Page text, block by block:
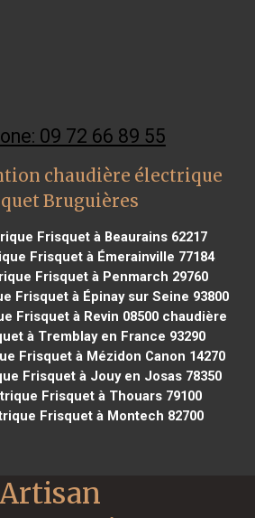
09 72 66 89 55
chaudière électrique
Bruguières
Frisquet à Beaurains 62217
Frisquet à Émerainville 77184
Frisquet à Penmarch 29760
Frisquet à Épinay sur Seine 93800
Frisquet à Revin 08500 chaudière
à Tremblay en France 93290
Frisquet à Mézidon Canon 14270
Frisquet à Jouy en Josas 78350
Frisquet à Thouars 79100
Frisquet à Montech 82700
Artisan